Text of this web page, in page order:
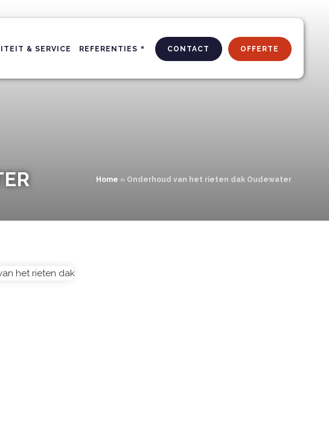
& SERVICE REFERENTIES CONTACT OFFERTE
Home » Onderhoud van het rieten dak Oudewater